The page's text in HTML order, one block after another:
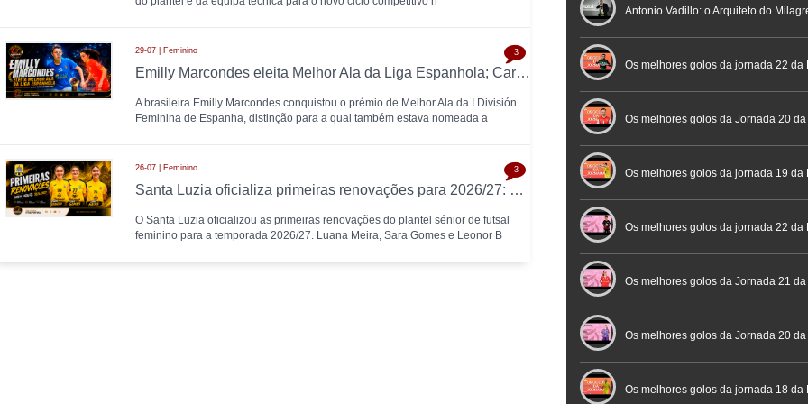
29-07 | Feminino
Emilly Marcondes eleita Melhor Ala da Liga Espanhola; Carolina Pedreira esteve entre as nomeadas
A brasileira Emilly Marcondes conquistou o prémio de Melhor Ala da I División
Feminina de Espanha, distinção para a qual também estava nomeada a
3
26-07 | Feminino
Santa Luzia oficializa primeiras renovações para 2026/27: Luana Meira, Sara Gomes e Leonor Brandão
O Santa Luzia oficializou as primeiras renovações do plantel sénior de futsal
feminino para a temporada 2026/27. Luana Meira, Sara Gomes e Leonor B
3
profissional em conferência histórica
Futebol
Antonio Vadillo: o Arquiteto do
Futsal | Documentário
Os melhores golos da jornada 22 da
Os melhores golos da Jornada 20
Futsal
Os melhores golos da jornada 19 da
Os melhores golos da jornada 22 da
Placard
Os melhores golos da Jornada 21 da
Feminina Placard
Os melhores golos da Jornada 20 da
Feminina Placard
Os melhores golos da jornada 18 da